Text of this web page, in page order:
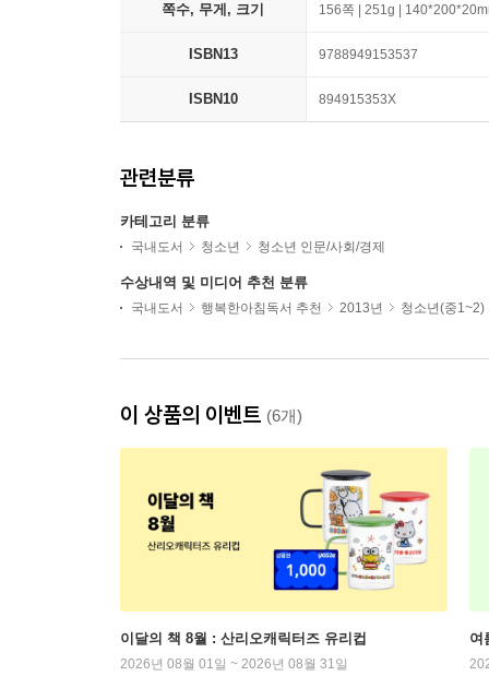
쪽수, 무게, 크기 156쪽 | 251g |
ISBN13 9788949153537
ISBN10 894915353X
관련분류
카테고리 분류
국내도서 청소년 청소년 인문/사회/경제
수상내역 및 미디어 추천 분류
국내도서 행복한아침독서 추천 2013년 청소년(중1~2)
이 상품의 이벤트 (6개)
이달의 책 8월 : 산리오캐릭터즈 유리컵
2026년 08월 01일 ~ 2026년 08월 31일
여